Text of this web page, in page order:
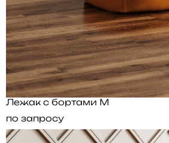
Лежак с бортами M
по запросу